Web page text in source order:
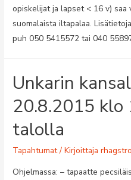
opiskelijat ja lapset < 16 v) saa
suomalaista iltapalaa.
puh 050 5415572 tai 040
Unkarin
20.8.2015 klo
talolla
Tapahtumat/ Kirjoittaja
Ohjelmassa: – tapaatte